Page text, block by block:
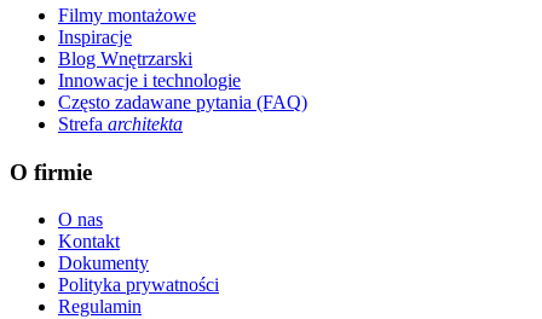
Filmy montażowe
Inspiracje
Blog Wnętrzarski
Innowacje i technologie
Często zadawane pytania (FAQ)
Strefa architekta
O firmie
O nas
Kontakt
Dokumenty
Polityka prywatności
Regulamin